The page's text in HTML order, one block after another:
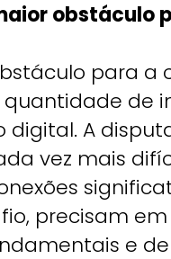
para a
de
digital. A
vez mais
precisam
e